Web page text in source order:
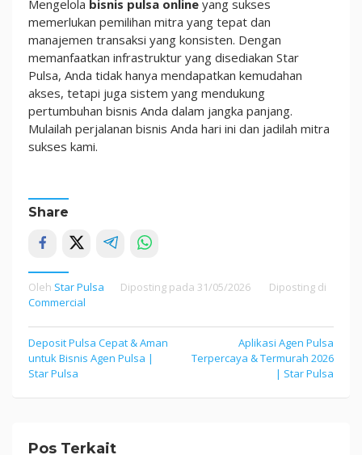
Mengelola bisnis pulsa online yang sukses
memerlukan pemilihan mitra yang tepat dan
manajemen transaksi yang konsisten. Dengan
memanfaatkan infrastruktur yang disediakan Star
Pulsa, Anda tidak hanya mendapatkan kemudahan
akses, tetapi juga sistem yang mendukung
pertumbuhan bisnis Anda dalam jangka panjang.
Mulailah perjalanan bisnis Anda hari ini dan jadilah mitra
sukses kami.
Share
Oleh Star Pulsa Diposting pada 31/05/2026
Diposting di
Commercial
Navigasi
pos
Deposit Pulsa Cepat & Aman
untuk Bisnis Agen Pulsa |
Star Pulsa
Aplikasi Agen Pulsa
Terpercaya & Termurah 2026
| Star Pulsa
Pos Terkait